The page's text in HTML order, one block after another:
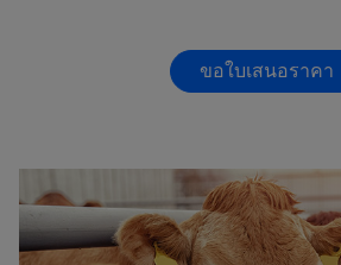
ขอใบเสนอราคา